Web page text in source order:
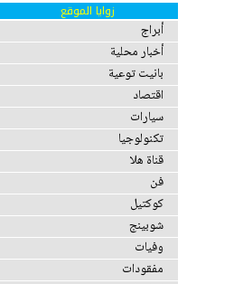
زوايا الموقع
أبراج
أخبار محلية
بانيت توعية
اقتصاد
سيارات
تكنولوجيا
قناة هلا
فن
كوكتيل
شوبينج
وفيات
مفقودات